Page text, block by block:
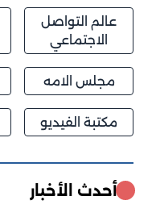
عالم التواصل
الاجتماعي
مجلس الامه
مكتبة الفيديو
أحدث الأخبار